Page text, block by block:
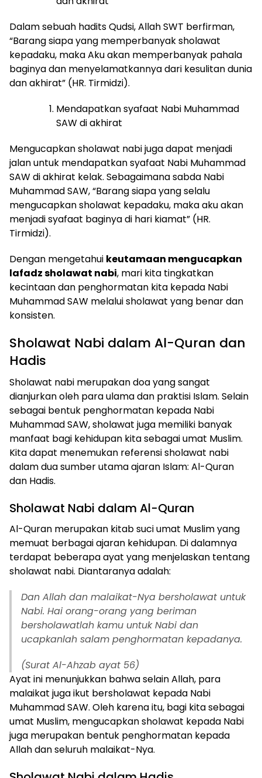
Dalam sebuah hadits Qudsi, Allah SWT berfirman,
“Barang siapa yang memperbanyak sholawat
kepadaku, maka Aku akan memperbanyak pahala
baginya dan menyelamatkannya dari kesulitan dunia
dan akhirat” (HR. Tirmidzi).
Mendapatkan syafaat Nabi Muhammad
SAW di akhirat
Mengucapkan sholawat nabi juga dapat menjadi
jalan untuk mendapatkan syafaat Nabi Muhammad
SAW di akhirat kelak. Sebagaimana sabda Nabi
Muhammad SAW, “Barang siapa yang selalu
mengucapkan sholawat kepadaku, maka aku akan
menjadi syafaat baginya di hari kiamat” (HR.
Tirmidzi).
Dengan mengetahui keutamaan mengucapkan
lafadz sholawat nabi, mari kita tingkatkan
kecintaan dan penghormatan kita kepada Nabi
Muhammad SAW melalui sholawat yang benar dan
konsisten.
Sholawat Nabi dalam Al-Quran dan
Hadis
Sholawat nabi merupakan doa yang sangat
dianjurkan oleh para ulama dan praktisi Islam. Selain
sebagai bentuk penghormatan kepada Nabi
Muhammad SAW, sholawat juga memiliki banyak
manfaat bagi kehidupan kita sebagai umat Muslim.
Kita dapat menemukan referensi sholawat nabi
dalam dua sumber utama ajaran Islam: Al-Quran
dan Hadis.
Sholawat Nabi dalam Al-Quran
Al-Quran merupakan kitab suci umat Muslim yang
memuat berbagai ajaran kehidupan. Di dalamnya
terdapat beberapa ayat yang menjelaskan tentang
sholawat nabi. Diantaranya adalah:
Dan Allah dan malaikat-Nya bersholawat untuk
Nabi. Hai orang-orang yang beriman
bersholawatlah kamu untuk Nabi dan
ucapkanlah salam penghormatan kepadanya.
(Surat Al-Ahzab ayat 56)
Ayat ini menunjukkan bahwa selain Allah, para
malaikat juga ikut bersholawat kepada Nabi
Muhammad SAW. Oleh karena itu, bagi kita sebagai
umat Muslim, mengucapkan sholawat kepada Nabi
juga merupakan bentuk penghormatan kepada
Allah dan seluruh malaikat-Nya.